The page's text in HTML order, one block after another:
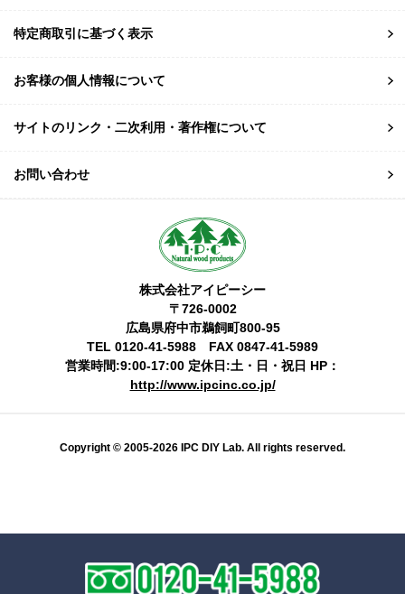
特定商取引に基づく表示
お客様の個人情報について
サイトのリンク・二次利用・著作権について
お問い合わせ
株式会社アイピーシー
〒726-0002
広島県府中市鵜飼町800-95
TEL 0120-41-5988 FAX 0847-41-5989
営業時間:9:00-17:00 定休日:土・日・祝日 HP：
http://www.ipcinc.co.jp/
Copyright © 2005-2026 IPC DIY Lab. All rights reserved.